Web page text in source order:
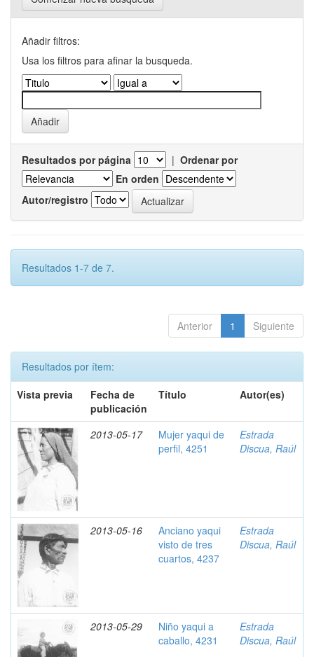
Añadir filtros:
Usa los filtros para afinar la busqueda.
Resultados por página | Ordenar por
En orden
Autor/registro
Resultados 1-7 de 7.
Anterior 1 Siguiente
Resultados por ítem:
Vista previa
Fecha de
publicación
Título Autor(es)
2013-05-17
Mujer yaqui de
perfil, 4251
Estrada
Discua, Raúl
2013-05-16
Anciano yaqui
visto de tres
cuartos, 4237
Estrada
Discua, Raúl
2013-05-29
Niño yaqui a
caballo, 4231
Estrada
Discua, Raúl